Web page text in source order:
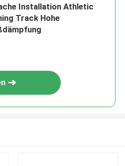
Installation Athletic
Track Hohe